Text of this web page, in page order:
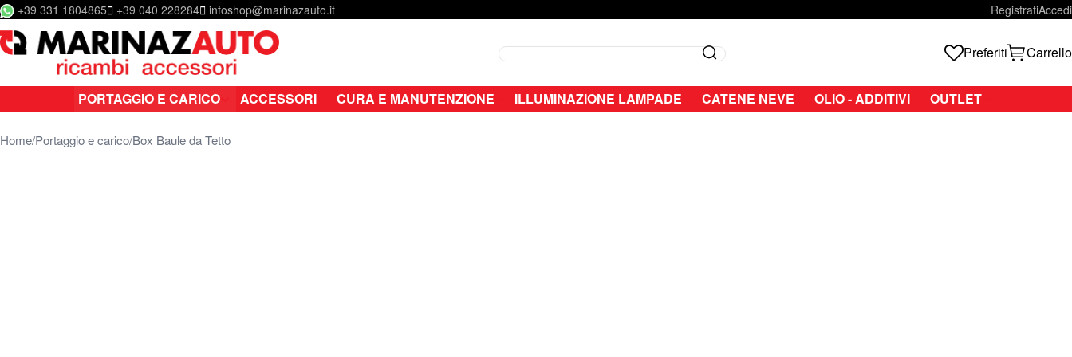
Salta al contenuto
+39 331 1804865 +39 040 228284 infoshop@marinazauto.it RegistratiAccedi
Search Search Preferiti Carrello
PORTAGGIO E CARICO ACCESSORI CURA E MANUTENZIONE ILLUMINAZIONE LAMPADE CATENE NEVE OLIO - ADDITIVI OUTLET
Home Portaggio e carico Box Baule da Tetto